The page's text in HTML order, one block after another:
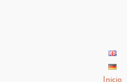
Inicio